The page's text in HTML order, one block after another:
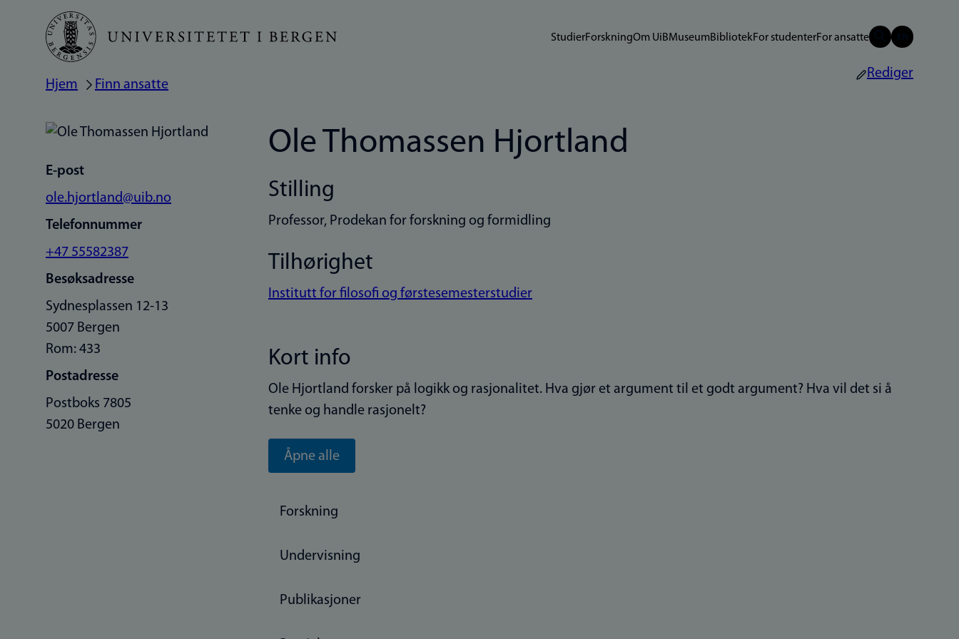
Hopp
hovedinnhold
StudierForskningOm UiBMuseumBibliotekFor studenterFor ansatte
Navigasjonssti
Hjem Finn ansatte
Rediger
E-post
ole.hjortland@uib.no
Telefonnummer
+47 55582387
Besøksadresse
Sydnesplassen 12-13
5007 Bergen
Rom: 433
Postadresse
Postboks 7805
5020 Bergen
Ole Thomassen Hjortland
Stilling
Professor, Prodekan for forskning og formidling
Tilhørighet
Institutt for filosofi og førstesemesterstudier
Kort info
Ole Hjortland forsker på logikk og rasjonalitet. Hva gjør et argument til et godt argument? Hva vil det si å
tenke og handle rasjonelt?
Åpne alle
Forskning
Undervisning
Publikasjoner